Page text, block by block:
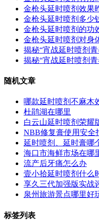
金枪头延时喷剂效果
金枪头延时喷剂多少
金枪头延时喷剂的功
金枪头延时喷剂对身
揭秘“宵战延时喷剂
揭秘“宵战延时喷剂
随机文章
哪款延时喷剂不麻木
杜鹃湖在哪里
白云山延时喷剂荣耀
NBB修复膏使用安全
延时喷剂、延时膏哪
海口市海鲜市场在哪
流产后牙痛怎么办
壹小拾延时喷剂什么
享久三代加强版实战
泉州旅游景点哪里好
标签列表